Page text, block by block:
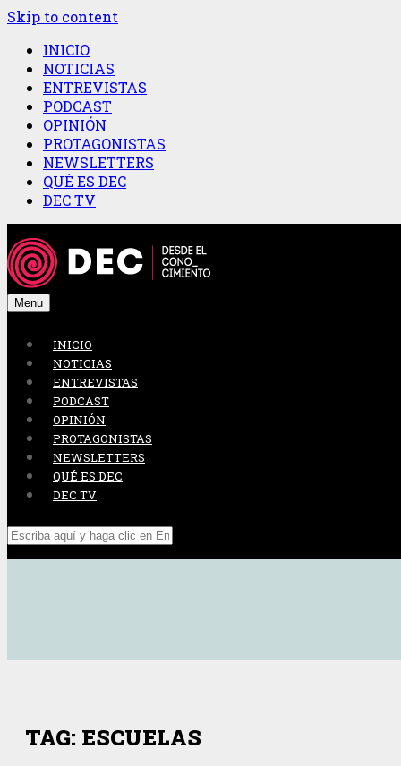
Skip to content
INICIO
NOTICIAS
ENTREVISTAS
PODCAST
OPINIÓN
PROTAGONISTAS
NEWSLETTERS
QUÉ ES DEC
DEC TV
Menu
INICIO
NOTICIAS
ENTREVISTAS
PODCAST
OPINIÓN
PROTAGONISTAS
NEWSLETTERS
QUÉ ES DEC
DEC TV
TAG: ESCUELAS